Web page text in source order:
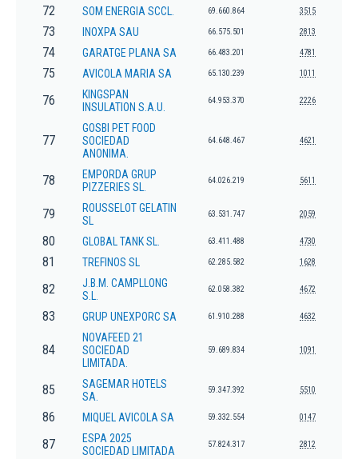
72 SOM ENERGIA SCCL. 69.660.864 3515
73 INOXPA SAU 66.575.501 2813
74 GARATGE PLANA SA 66.483.201 4781
75 AVICOLA MARIA SA 65.130.239 1011
76
KINGSPAN
INSULATION S.A.U.
64.953.370 2226
77
GOSBI PET FOOD
SOCIEDAD
ANONIMA.
64.648.467 4621
78
EMPORDA GRUP
PIZZERIES SL.
64.026.219 5611
79
ROUSSELOT GELATIN
SL
63.531.747 2059
80 GLOBAL TANK SL. 63.411.488 4730
81 TREFINOS SL 62.285.582 1628
82
J.B.M. CAMPLLONG
S.L.
62.058.382 4672
83 GRUP UNEXPORC SA 61.910.288 4632
84
NOVAFEED 21
SOCIEDAD
LIMITADA.
59.689.834 1091
85
SAGEMAR HOTELS
SA.
59.347.392 5510
86 MIQUEL AVICOLA SA 59.332.554 0147
87
ESPA 2025
SOCIEDAD LIMITADA
57.824.317 2812